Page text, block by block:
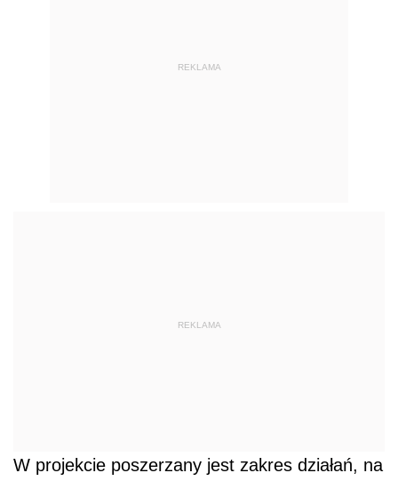
REKLAMA
REKLAMA
W projekcie poszerzany jest zakres działań, na